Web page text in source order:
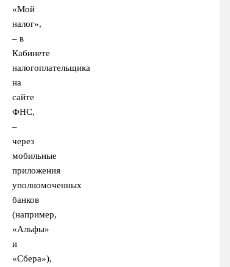
«Мой
налог»,
– в
Кабинете
налогоплательщика
на
сайте
ФНС,
–
через
мобильные
приложения
уполномоченных
банков
(например,
«Альфы»
и
«Сбера»),